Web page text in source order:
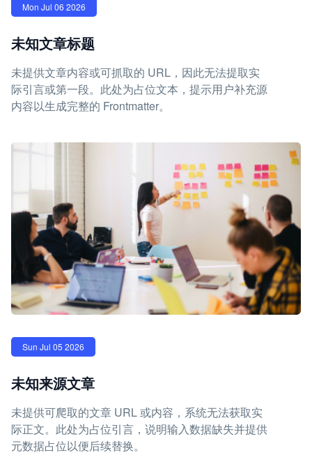
Mon Jul 06 2026
未知文章标题
未提供文章内容或可抓取的 URL，因此无法提取实
际引言或第一段。此处为占位文本，提示用户补充源
内容以生成完整的 Frontmatter。
Sun Jul 05 2026
未知来源文章
未提供可爬取的文章 URL 或内容，系统无法获取实
际正文。此处为占位引言，说明输入数据缺失并提供
元数据占位以便后续替换。